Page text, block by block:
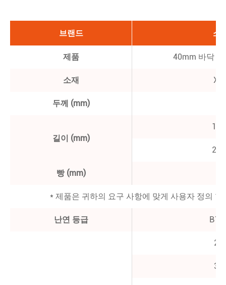
브랜드 소
제품 40mm 바닥
소재
두께 (mm)
길이 (mm)
빵 (mm)
* 제품은 귀하의 요구 사항에 맞게 사용자 정의 할
난연 등급 B1,